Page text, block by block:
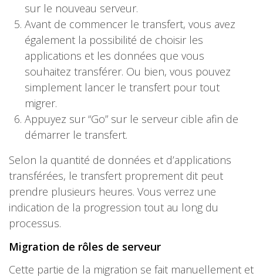
sur le nouveau serveur.
Avant de commencer le transfert, vous avez
également la possibilité de choisir les
applications et les données que vous
souhaitez transférer. Ou bien, vous pouvez
simplement lancer le transfert pour tout
migrer.
Appuyez sur “Go” sur le serveur cible afin de
démarrer le transfert.
Selon la quantité de données et d’applications
transférées, le transfert proprement dit peut
prendre plusieurs heures. Vous verrez une
indication de la progression tout au long du
processus.
Migration de rôles de serveur
Cette partie de la migration se fait manuellement et